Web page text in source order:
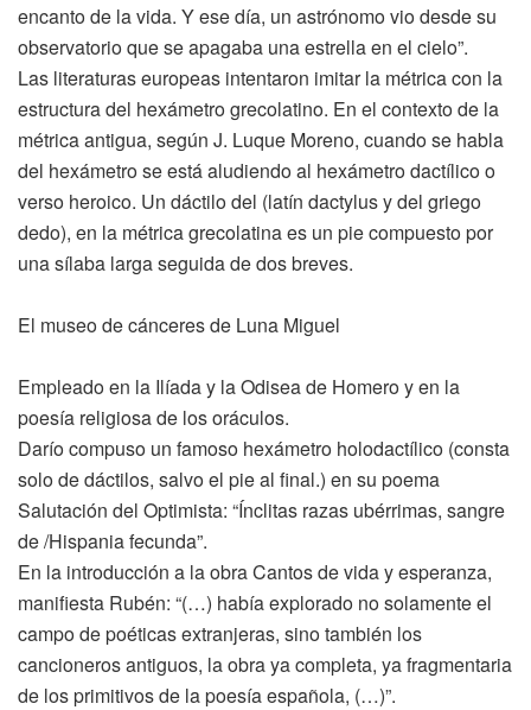
encanto de la vida. Y ese día, un astrónomo vio desde su
observatorio que se apagaba una estrella en el cielo”.
Las literaturas europeas intentaron imitar la métrica con la
estructura del hexámetro grecolatino. En el contexto de la
métrica antigua, según J. Luque Moreno, cuando se habla
del hexámetro se está aludiendo al hexámetro dactílico o
verso heroico. Un dáctilo del (latín dactylus y del griego
dedo), en la métrica grecolatina es un pie compuesto por
una sílaba larga seguida de dos breves.
El museo de cánceres de Luna Miguel
Empleado en la Ilíada y la Odisea de Homero y en la
poesía religiosa de los oráculos.
Darío compuso un famoso hexámetro holodactílico (consta
solo de dáctilos, salvo el pie al final.) en su poema
Salutación del Optimista: “Ínclitas razas ubérrimas, sangre
de /Hispania fecunda”.
En la introducción a la obra Cantos de vida y esperanza,
manifiesta Rubén: “(…) había explorado no solamente el
campo de poéticas extranjeras, sino también los
cancioneros antiguos, la obra ya completa, ya fragmentaria
de los primitivos de la poesía española, (…)”.